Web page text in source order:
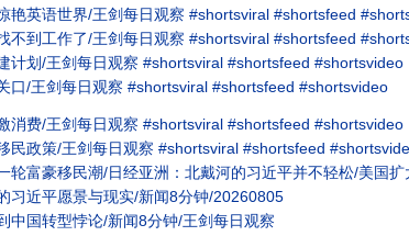
艳英语世界/王剑每日观察 #shortsviral #shortsfeed
不到工作了/王剑每日观察 #shortsviral #shortsfeed
计划/王剑每日观察 #shortsviral #shortsfeed #shortsvideo
口/王剑每日观察 #shortsviral #shortsfeed #shortsvideo
消费/王剑每日观察 #shortsviral #shortsfeed #shortsvideo
民政策/王剑每日观察 #shortsviral #shortsfeed
轮富豪移民潮/日经亚洲：北戴河的习近平并不轻松/美国
习近平愿景与现实/新闻8分钟/20260805
中国转型悖论/新闻8分钟/王剑每日观察